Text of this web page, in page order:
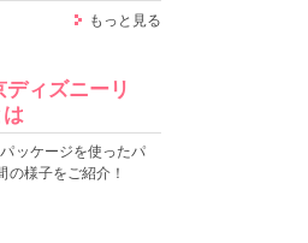
もっと見る
ィズニーリ
ッケージを使ったパ
の様子をご紹介！